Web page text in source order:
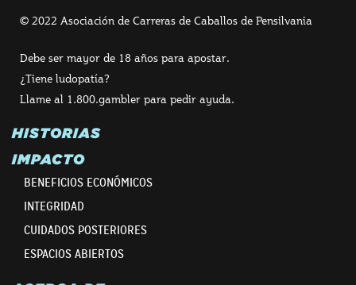
© 2022 Asociación de Carreras de Caballos de Pensilvania
Debe ser mayor de 18 años para apostar.
¿Tiene ludopatía?
Llame al 1.800.gambler para pedir ayuda.
HISTORIAS
IMPACTO
BENEFICIOS ECONÓMICOS
INTEGRIDAD
CUIDADOS POSTERIORES
ESPACIOS ABIERTOS